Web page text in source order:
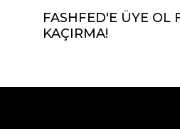
FASHFED'E ÜYE OL
KAÇIRMA!